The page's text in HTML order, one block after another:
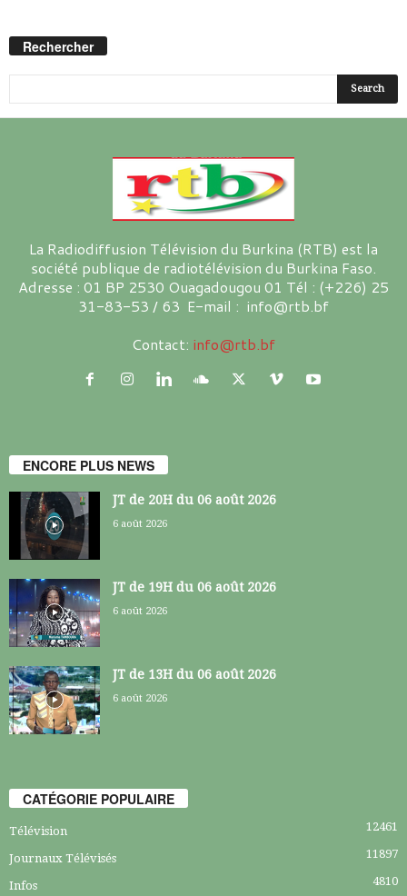
Rechercher
La Radiodiffusion Télévision du Burkina (RTB) est la
société publique de radiotélévision du Burkina Faso.
Adresse : 01 BP 2530 Ouagadougou 01 Tél : (+226) 25
31-83-53 / 63 E-mail : info@rtb.bf
Contact: info@rtb.bf
ENCORE PLUS NEWS
JT de 20H du 06 août 2026
6 août 2026
JT de 19H du 06 août 2026
6 août 2026
JT de 13H du 06 août 2026
6 août 2026
CATÉGORIE POPULAIRE
Télévision 12461
Journaux Télévisés 11897
Infos 4810